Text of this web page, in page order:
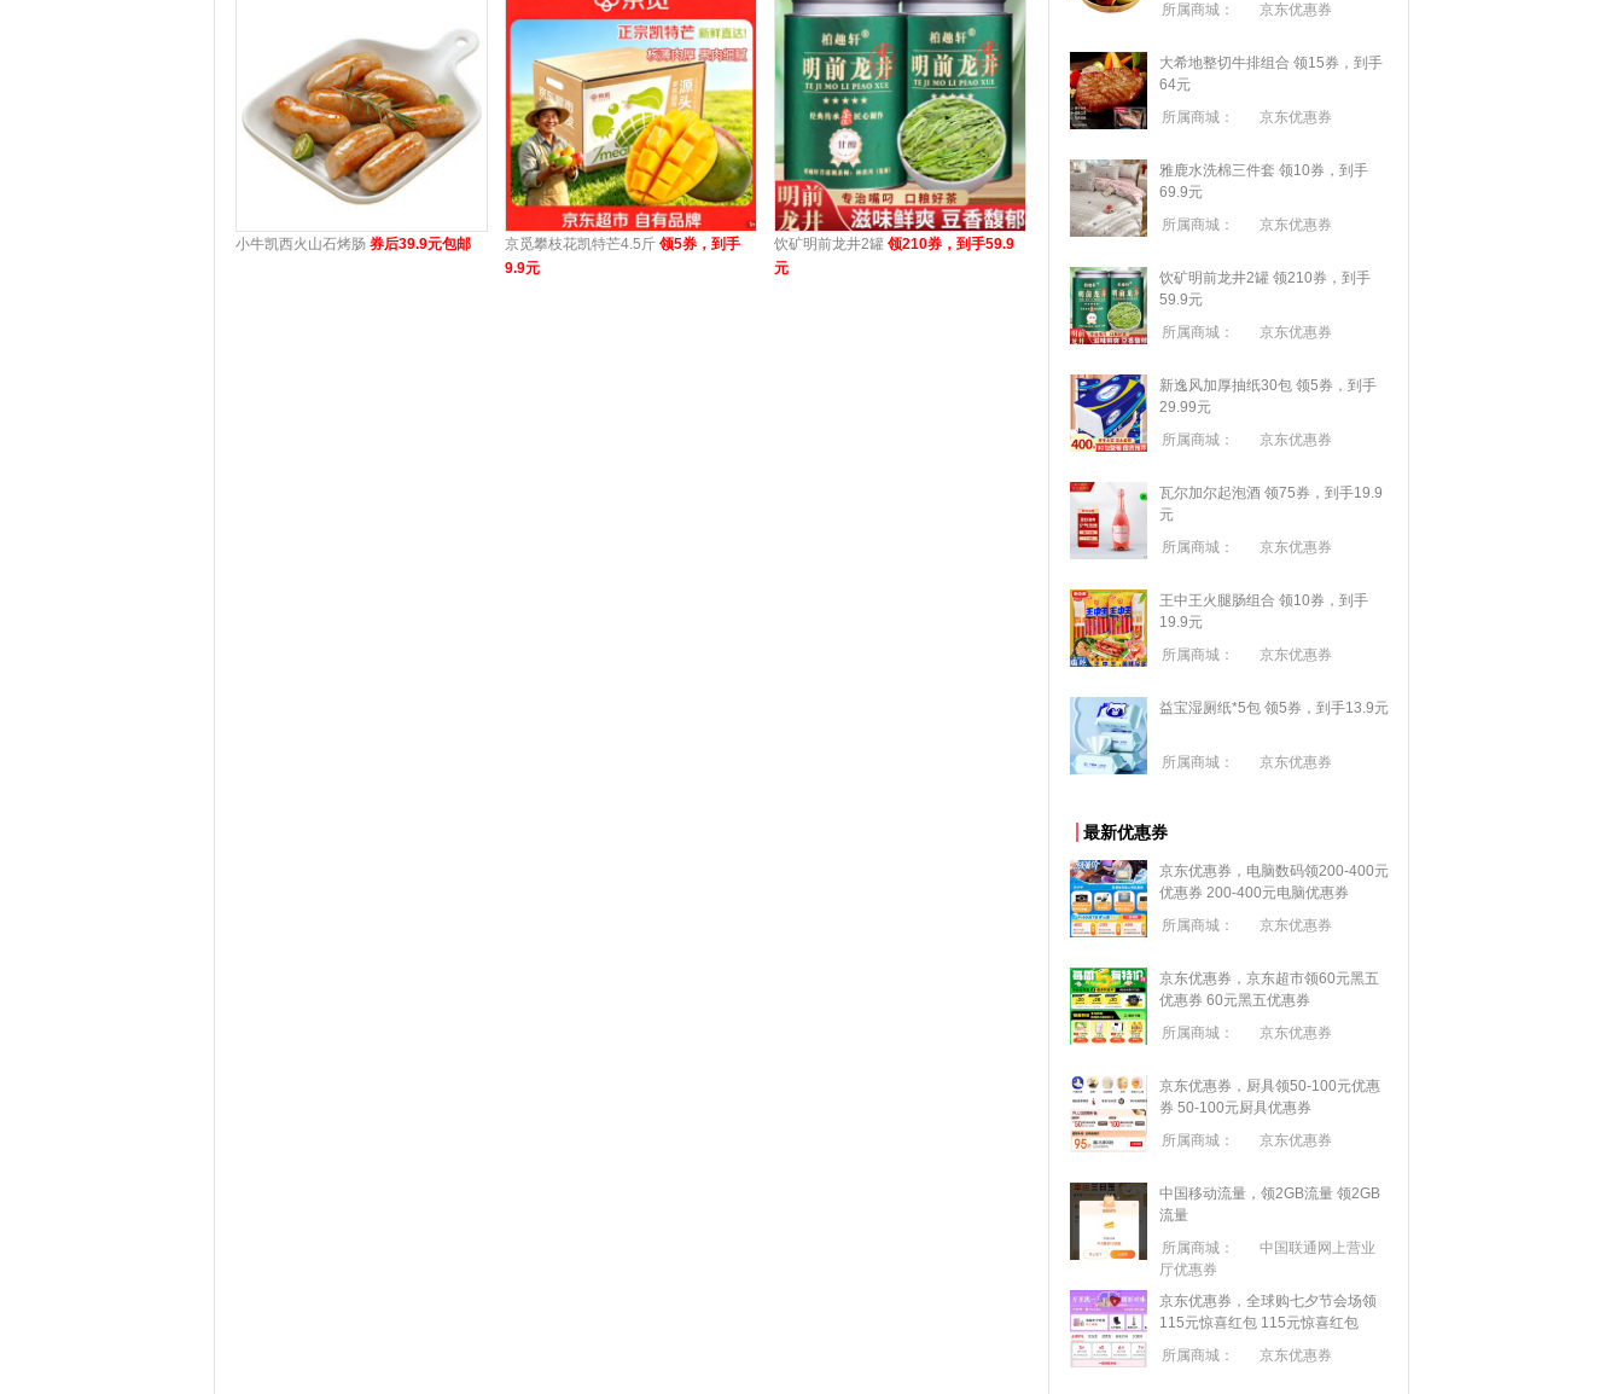
小牛凯西火山石烤肠 券后39.9元包邮 京觅攀枝花凯特芒4.5斤 领5券，到手
9.9元
饮矿明前龙井2罐 领210券，到手59.9
元
所属商城： 京东优惠券
大希地整切牛排组合 领15券，到手
64元
所属商城：
京东优惠券
雅鹿水洗棉三件套 领10券，到手
69.9元
所属商城：
京东优惠券
饮矿明前龙井2罐 领210券，到手
59.9元
所属商城：
京东优惠券
新逸风加厚抽纸30包 领5券，到手
29.99元
所属商城：
京东优惠券
瓦尔加尔起泡酒 领75券，到手19.9
元
所属商城：
京东优惠券
王中王火腿肠组合 领10券，到手
19.9元
所属商城：
京东优惠券
益宝湿厕纸*5包 领5券，到手13.9元
所属商城： 京东优惠券
最新优惠券
京东优惠券，电脑数码领200-400元
优惠券 200-400元电脑优惠券
所属商城：
京东优惠券
京东优惠券，京东超市领60元黑五
优惠券 60元黑五优惠券
所属商城：
京东优惠券
京东优惠券，厨具领50-100元优惠
券 50-100元厨具优惠券
所属商城：
京东优惠券
中国移动流量，领2GB流量 领2GB
流量
所属商城：
中国联通网上营业
厅优惠券
京东优惠券，全球购七夕节会场领
115元惊喜红包 115元惊喜红包
所属商城：
京东优惠券